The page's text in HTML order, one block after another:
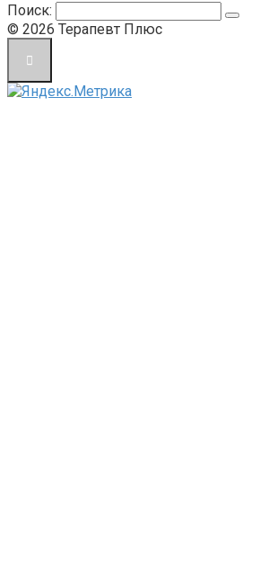
Поиск:
© 2026 Терапевт Плюс